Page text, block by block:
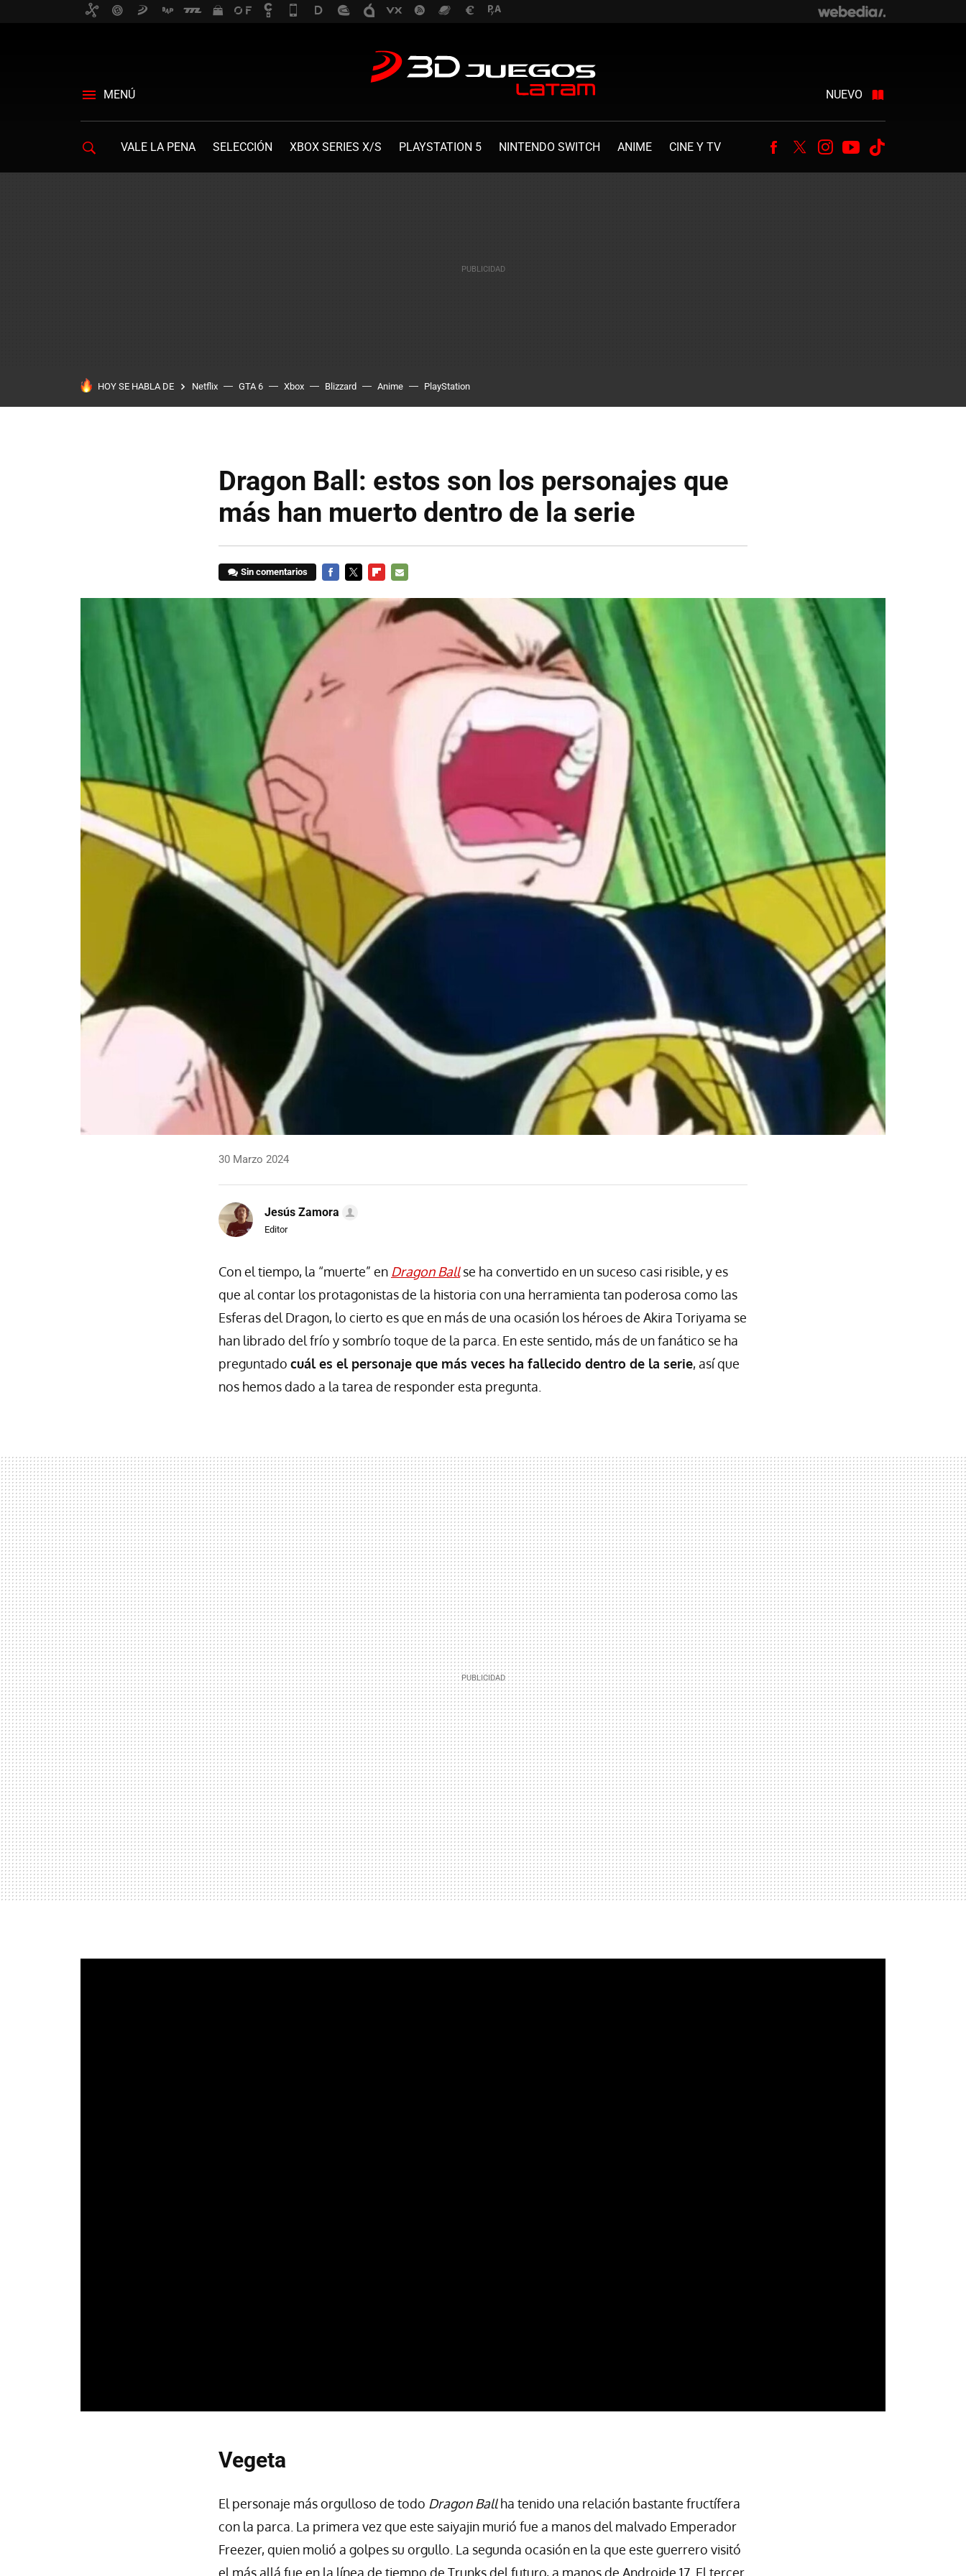
MENÚ NUEVO
VALE LA PENA SELECCIÓN XBOX SERIES X/S PLAYSTATION 5 NINTENDO SWITCH ANIME CINE Y TV Facebook
TwitterInstagram
Youtube
HOY SE HABLA DE Netflix GTA 6 Xbox Blizzard Anime PlayStation
Dragon Ball: estos son los personajes que
más han muerto dentro de la serie
Sin comentarios
MAIL
30 Marzo 2024
Jesús Zamora
Editor
Con el tiempo, la “muerte” en Dragon Ballse ha convertido en un suceso casi risible, y es
que al contar los protagonistas de la historia con una herramienta tan poderosa como las
Esferas del Dragon, lo cierto es que en más de una ocasión los héroes de Akira Toriyama se
han librado del frío y sombrío toque de la parca. En este sentido, más de un fanático se ha
preguntado cuál es el personaje que más veces ha fallecido dentro de la serie, así que
nos hemos dado a la tarea de responder esta pregunta.
Vegeta
El personaje más orgulloso de todo Dragon Ballha tenido una relación bastante fructífera
con la parca. La primera vez que este saiyajin murió fue a manos del malvado Emperador
Freezer, quien molió a golpes su orgullo. La segunda ocasión en la que este guerrero visitó
el más allá fue en la línea de tiempo de Trunks del futuro, a manos de Androide 17. El tercer